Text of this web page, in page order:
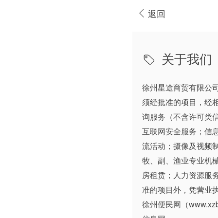
返回
关于我们
徐州星途商贸有限公
须经批准的项目，经
询服务（不含许可类
互联网安全服务；信
流活动；摄像及视频
牧、副、渔业专业机
房租赁；人力资源服
准的项目外，凭营业
徐州便民网（